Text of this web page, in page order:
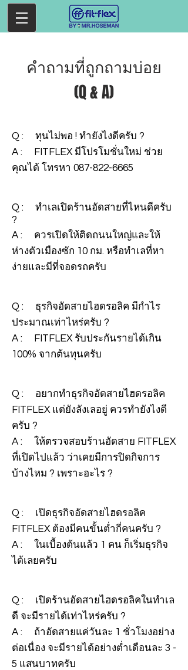
คำถามที่ถูกถามบ่อย
(Q & A)
Q : ทุนไม่พอ ! ทำยังไงดีครับ ?
A : FITFLEX มีโปรโมชั่นใหม่ ช่วย
คุณได้ โทรหา 087-822-6665
Q : ทำเลเปิดร้านอัดสายที่ไหนดีครับ
?
A : ควรเปิดให้ติดถนนใหญ่และให้
ห่างตัวเมืองซัก 10 กม. หรือทำเลที่หา
ง่ายและมีที่จอดรถครับ
Q : ธุรกิจอัดสายไฮดรอลิค มีกำไร
ประมาณเท่าไหร่ครับ ?
A : FITFLEX รับประกันรายได้เกิน
100% จากต้นทุนครับ
Q : อยากทำธุรกิจอัดสายไฮดรอลิค
FITFLEX แต่ยังลังเลอยู่ ควรทำยังไงดี
ครับ ?
A : ให้ตรวจสอบร้านอัดสาย FITFLEX
ที่เปิดไปแล้ว ว่าเคยมีการปิดกิจการ
บ้างไหม ? เพราะอะไร ?
Q : เปิดธุรกิจอัดสายไฮดรอลิค
FITFLEX ต้องมีคนขั้นต่ำกี่คนครับ ?
A : ในเบื้องต้นแล้ว 1 คน ก็เริ่มธุรกิจ
ได้เลยครับ
Q : เปิดร้านอัดสายไฮดรอลิคในทำเล
ดี จะมีรายได้เท่าไหร่ครับ ?
A : ถ้าอัดสายแค่วันละ 1 ชั่วโมงอย่าง
ต่อเนื่อง จะมีรายได้อย่างต่ำเดือนละ 3 -
5 แสนบาทครับ